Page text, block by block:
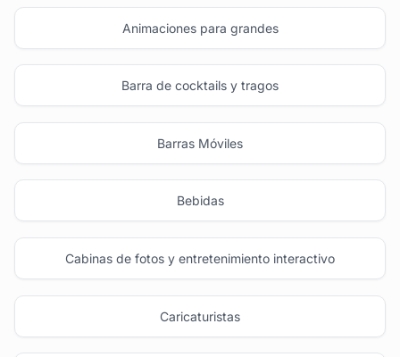
Animaciones para grandes
Barra de cocktails y tragos
Barras Móviles
Bebidas
Cabinas de fotos y entretenimiento interactivo
Caricaturistas